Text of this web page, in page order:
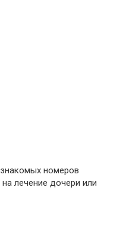
номеров
лечение дочери или